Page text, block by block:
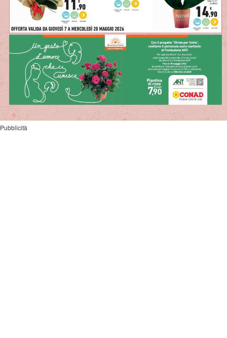
Pubblicità